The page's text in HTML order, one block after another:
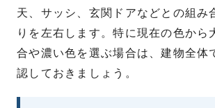
天、サッシ、玄関ドアなどとの組み
りを左右します。特に現在の色から
合や濃い色を選ぶ場合は、建物全体
認しておきましょう。